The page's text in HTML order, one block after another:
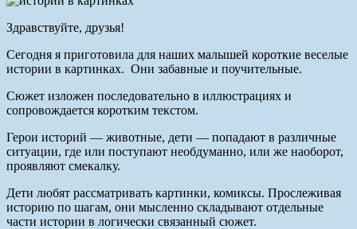
Здравствуйте, друзья!
Сегодня я приготовила для наших малышей короткие веселые
истории в картинках. Они забавные и поучительные.
Сюжет изложен последовательно в иллюстрациях и
сопровождается коротким текстом.
Герои историй — животные, дети — попадают в различные
ситуации, где или поступают необдуманно, или же наоборот,
проявляют смекалку.
Дети любят рассматривать картинки, комиксы. Прослеживая
историю по шагам, они мысленно складывают отдельные
части истории в логически связанный сюжет.